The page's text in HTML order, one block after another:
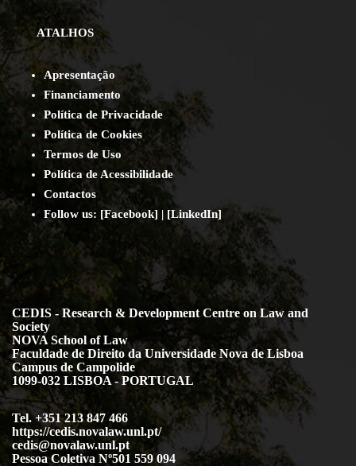
ATALHOS
Apresentação
Financiamento
Política de Privacidade
Política de Cookies
Termos de Uso
Política de Acessibilidade
Contactos
Follow us: [Facebook] | [LinkedIn]
CEDIS - Research & Development Centre on Law and
Society
NOVA School of Law
Faculdade de Direito da Universidade Nova de Lisboa
Campus de Campolide
1099-032 LISBOA - PORTUGAL
Tel. +351 213 847 466
https://cedis.novalaw.unl.pt/
cedis@novalaw.unl.pt
Pessoa Coletiva Nº501 559 094